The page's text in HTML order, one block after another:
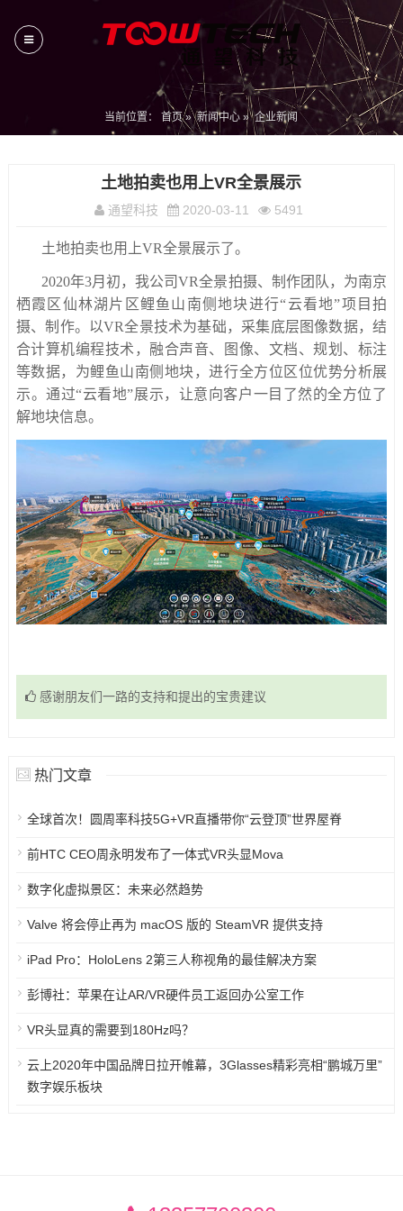
当前位置：首页»新闻中心 »企业新闻
土地拍卖也用上VR全景展示
通望科技 2020-03-11 5491
土地拍卖也用上VR全景展示了。
2020年3月初，我公司VR全景拍摄、制作团队，为南京
栖霞区仙林湖片区鲤鱼山南侧地块进行“云看地”项目拍
摄、制作。以VR全景技术为基础，采集底层图像数据，结
合计算机编程技术，融合声音、图像、文档、规划、标注
等数据，为鲤鱼山南侧地块，进行全方位区位优势分析展
示。通过“云看地”展示，让意向客户一目了然的全方位了
解地块信息。
感谢朋友们一路的支持和提出的宝贵建议
热门文章
全球首次！圆周率科技5G+VR直播带你“云登顶”世界屋脊
前HTC CEO周永明发布了一体式VR头显Mova
数字化虚拟景区：未来必然趋势
Valve 将会停止再为 macOS 版的 SteamVR 提供支持
iPad Pro：HoloLens 2第三人称视角的最佳解决方案
彭博社：苹果在让AR/VR硬件员工返回办公室工作
VR头显真的需要到180Hz吗？
云上2020年中国品牌日拉开帷幕，3Glasses精彩亮相“鹏城万里”
数字娱乐板块